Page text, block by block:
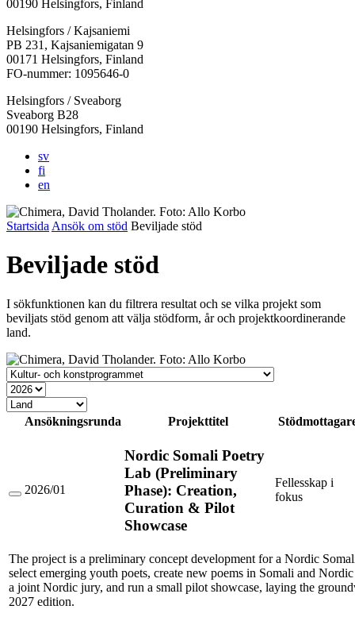
00190 Helsingfors, Finland
Facebook:
Öppnas
i
en
flik
Instagram:
Öppnas
i
en
flik
TikTok:
Öppnas
i
en
flik
Youtube:
Öppnas
i
en
flik
Vimeo:
Öppnas
i
en
flik
Helsingfors / Kajsaniemi
PB 231, Kajsaniemigatan 9
00171 Helsingfors, Finland
FO-nummer: 1095646-0
Helsingfors / Sveaborg
Sveaborg B28
00190 Helsingfors, Finland
sv
fi
en
Startsida Ansök om stöd Beviljade stöd
Beviljade stöd
I sökfunktionen kan du filtrera resultat och se vilka projekt som
beviljats stöd genom att välja stödform, år och projektkoordinerande
land.
Stödtyp
År
Land
Ansökningsrunda
Projekttitel
Nordic
Phase):
Creation,
Curation
&
Pilot
2026/01
Nordic Somali Poetry
Lab (Preliminary
Phase): Creation,
Curation & Pilot
Showcase
Fellesskap i
fokus
The project is a preliminary concept development for a Nordic
select emerging youth poets, create new poems in Somali and
a joint Nordic jury, and run a small pilot showcase, laying the
2027 edition.